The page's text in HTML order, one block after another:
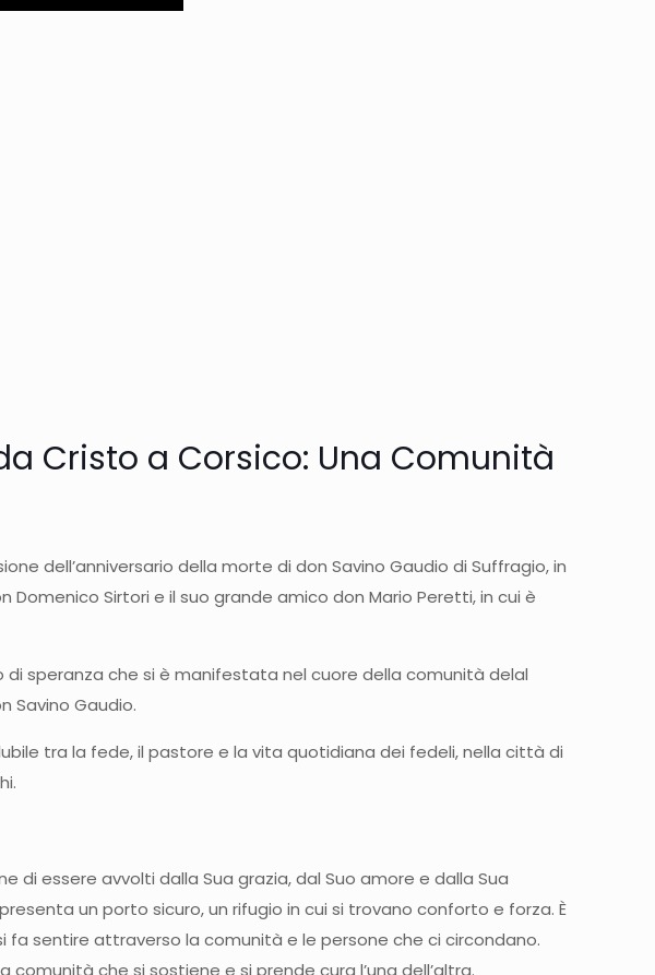
Cristo a Corsico: Una Comunità
dell’anniversario della morte di don Savino Gaudio di Suffragio, in
Domenico Sirtori e il suo grande amico don Mario Peretti, in cui è
speranza che si è manifestata nel cuore della comunità delal
Savino Gaudio.
tra la fede, il pastore e la vita quotidiana dei fedeli, nella città di
di essere avvolti dalla Sua grazia, dal Suo amore e dalla Sua
un porto sicuro, un rifugio in cui si trovano conforto e forza. È
fa sentire attraverso la comunità e le persone che ci circondano.
che si sostiene e si prende cura l’una dell’altra.